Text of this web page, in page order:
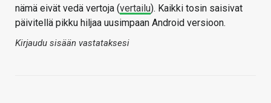
nämä eivät vedä vertoja (vertailu). Kaikki tosin saisivat
päivitellä pikku hiljaa uusimpaan Android versioon.
Kirjaudu sisään vastataksesi